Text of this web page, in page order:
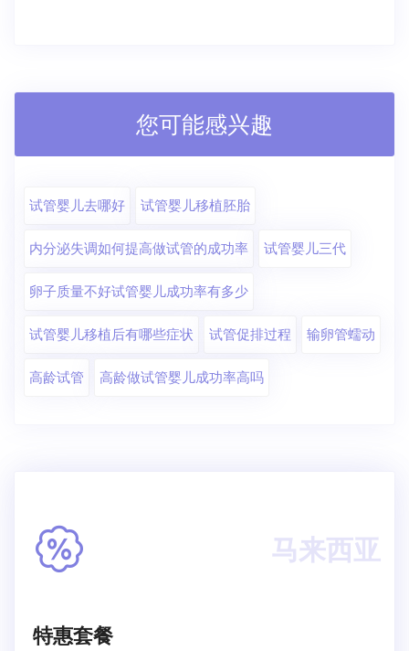
您可能感兴趣
试管婴儿去哪好 试管婴儿移植胚胎
内分泌失调如何提高做试管的成功率 试管婴儿三代
卵子质量不好试管婴儿成功率有多少
试管婴儿移植后有哪些症状 试管促排过程 输卵管蠕动
高龄试管 高龄做试管婴儿成功率高吗
马来西亚
特惠套餐